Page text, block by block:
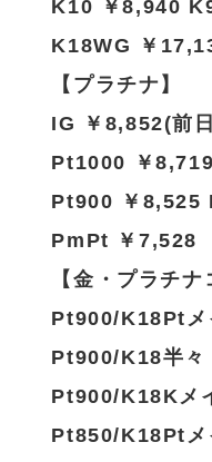
K10 ￥8,940
K18WG ￥
【プラチナ】
IG ￥8,852(前
Pt1000 ￥
Pt900 ￥8,525
PmPt ￥7,528
【金・プラチナ
Pt900/K18Ptメ
Pt900/K18半々
Pt900/K18Kメ
Pt850/K18Ptメ